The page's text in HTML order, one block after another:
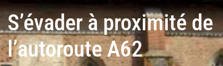
S’évader à proximité de
l’autoroute A62